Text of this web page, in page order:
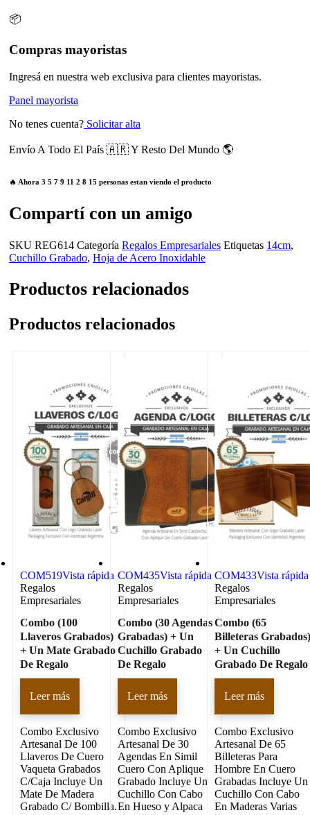
📦
Compras mayoristas
Ingresá en nuestra web exclusiva para clientes mayoristas.
Panel mayorista
No tenes cuenta? Solicitar alta
Envío A Todo El País 🇦🇷 Y Resto Del Mundo 🌎
🔥 Ahora 3 5 7 9 11 2 8 15 personas estan viendo el producto
Compartí con un amigo
SKU REG614 Categoría Regalos Empresariales Etiquetas 14cm,
Cuchillo Grabado, Hoja de Acero Inoxidable
Productos relacionados
Productos relacionados
COM519Vista rápida
Regalos
Empresariales
Combo (100
Llaveros Grabados)
+ Un Mate Grabado
De Regalo
Leer más
Combo Exclusivo
Artesanal De 100
Llaveros De Cuero
Vaqueta Grabados
C/Caja Incluye Un
Mate De Madera
Grabado C/ Bombilla.
COM435Vista rápida
Regalos
Empresariales
Combo (30 Agendas
Grabadas) + Un
Cuchillo Grabado
De Regalo
Leer más
Combo Exclusivo
Artesanal De 30
Agendas En Simil
Cuero Con Aplique
Grabado Incluye Un
Cuchillo Con Cabo
En Hueso y Alpaca
COM433Vista rápida
Regalos
Empresariales
Combo (65
Billeteras
+ Un Cuchillo
Grabado De Regalo
Leer más
Combo Exclusivo
Artesanal De 65
Billeteras Para
Hombre En Cuero
Grabadas Incluye Un
Cuchillo Con Cabo
En Maderas Varias